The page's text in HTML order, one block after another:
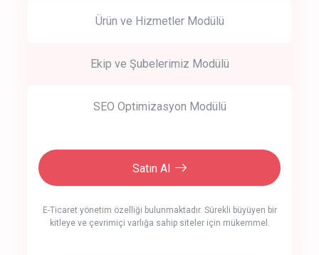
Ürün ve Hizmetler Modülü
Ekip ve Şubelerimiz Modülü
SEO Optimizasyon Modülü
Satın Al
E-Ticaret yönetim özelliği bulunmaktadır. Sürekli büyüyen bir
kitleye ve çevrimiçi varlığa sahip siteler için mükemmel.